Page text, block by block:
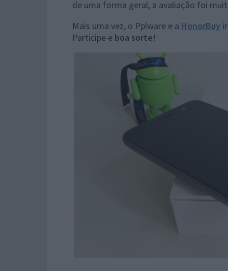
de uma forma geral, a avaliação foi
Mais uma vez, o Pplware e a HonorBuy
Participe e boa sorte!